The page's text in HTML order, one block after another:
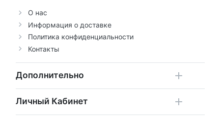
О нас
Информация о доставке
Политика конфиденциальности
Контакты
Дополнительно
Личный Кабинет